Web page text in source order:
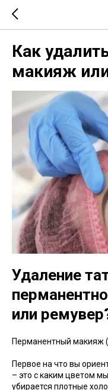
Как
макияж
Удаление
или
Перманентный макияж
Первое на что вы
– это с каким цветом
убирается плотные